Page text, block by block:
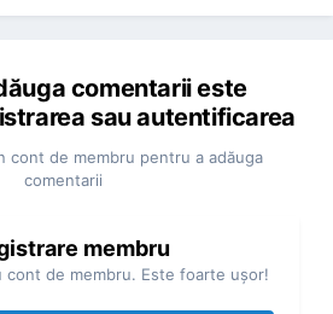
comentarii este
sau autentificarea
cont de membru pentru a adăuga
comentarii
membru
cont de membru. Este foarte uşor!